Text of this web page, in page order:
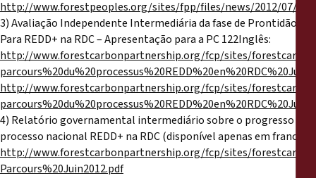
http://www.forestpeoples.org/sites/fpp/files/news/2012/07/
3) Avaliação Independente Intermediária da fase de Prontidão
Para REDD+ na RDC – Apresentação para a PC 122Inglês:
http://www.forestcarbonpartnership.org/fcp/sites/
http://www.forestcarbonpartnership.org/fcp/sites/
4) Relatório governamental intermediário sobre o progresso do
processo nacional REDD+ na RDC (disponível apenas em francês):
http://www.forestcarbonpartnership.org/fcp/sites/
Parcours%20Juin2012.pdf